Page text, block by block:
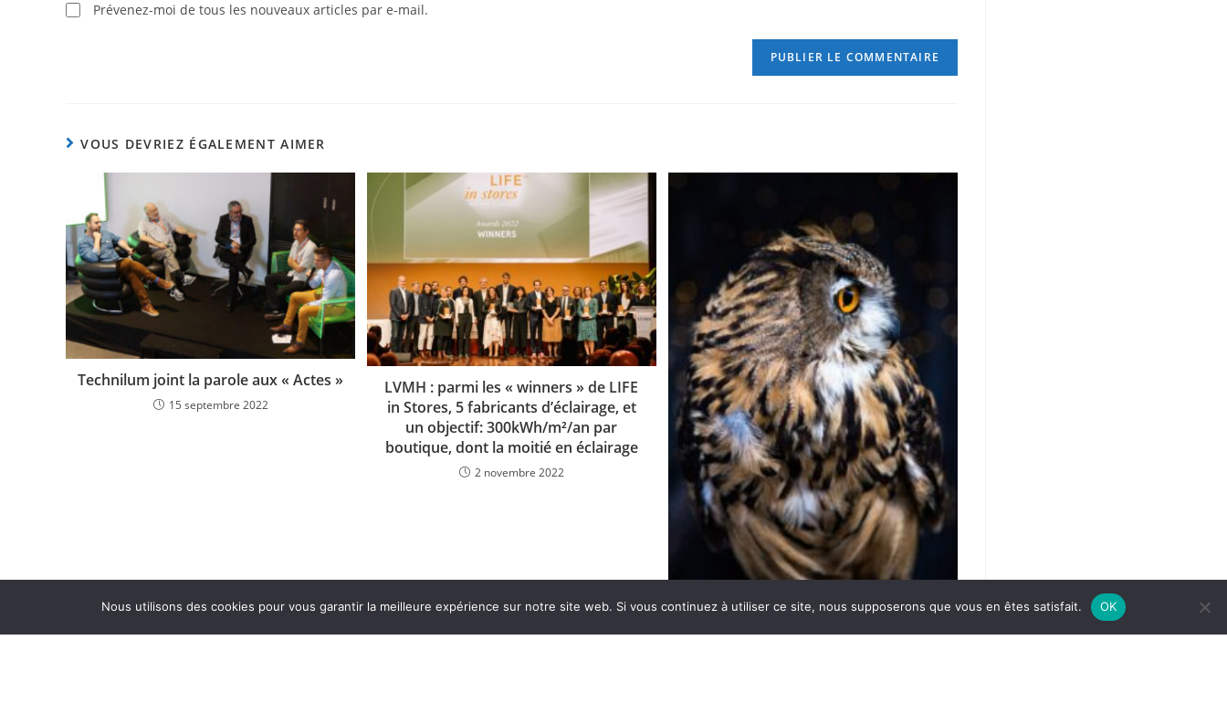
Prévenez-moi de tous les nouveaux articles par e-mail.
VOUS DEVRIEZ ÉGALEMENT AIMER
Technilum joint la parole aux « Actes »
15 septembre 2022
LVMH : parmi les « winners » de LIFE
in Stores, 5 fabricants d’éclairage, et
un objectif: 300kWh/m²/an par
boutique, dont la moitié en éclairage
2 novembre 2022
Page d’accueil Contactez-nous Politique de confidentialité
Conditions générales de vente
© e-afeNous utilisons des cookies pour vous garantir la meilleure expérience sur notre site web. Si vous continuez à utiliser ce site, nous supposerons que vous en êtes satisfait. OK